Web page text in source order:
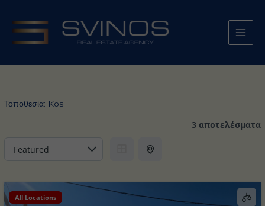
περιεχόμενο
Τοποθεσία: Kos
3 αποτελέσματα
All Locations